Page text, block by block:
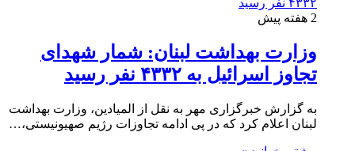
2 هفته پیش
وزارت بهداشت لبنان: شمار شهدای
تجاوز اسرائیل به ۴۳۳۲ نفر رسید
به گزارش خبرگزاری مهر به نقل از المیادین، وزارت بهداشت
لبنان اعلام کرد که در پی ادامه تجاوزات رژیم صهیونیستی،…